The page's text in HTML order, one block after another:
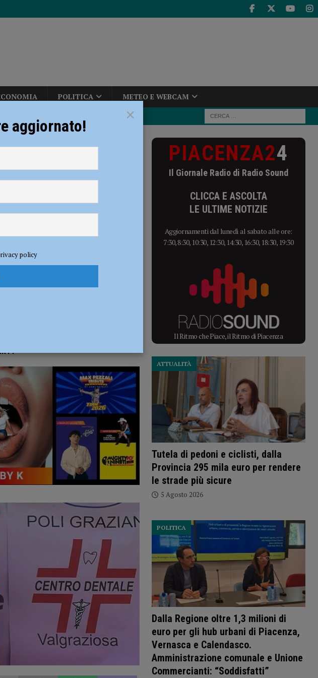
POLITICA METEO E WEBCAM
Amministrazione
di Piacenza” POLITICA
di Anci e Presidenza
ATTUALITÀ
Ciclismo – Beatrice Naturani (Cadeo
Carpaneto)
PIACENZA24
Il Giornale Radio di Radio Sound
CLICCA E ASCOLTA
LE ULTIME NOTIZIE
Aggiornamenti dal lunedì al sabato alle ore:
7:30, 8:30, 10:30, 12:30, 14:30, 16:30, 18:30, 19:30
Il Ritmo che Piace, il Ritmo di Piacenza
Tutela di pedoni e ciclisti, dalla
Provincia 295 mila euro per rendere
le strade più sicure
ATTUALITÀ
5 Agosto 2026
Dalla Regione oltre 1,3 milioni di
euro per gli hub urbani di Piacenza,
Vernasca e Calendasco.
Amministrazione comunale e Unione
Commercianti: “Soddisfatti”
POLITICA
×
aggiornato!
policy